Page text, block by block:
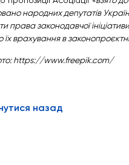
народних депутатів
права законодавчої
врахування в
https://www.freepik.com/
назад